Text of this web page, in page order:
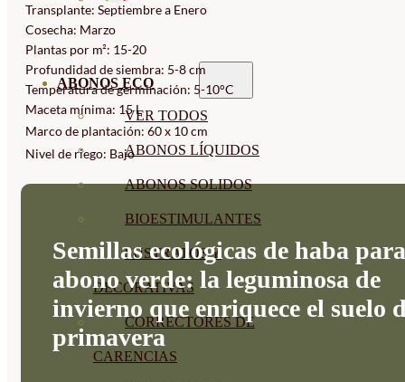
ABONOS ECO
VER TODOS
ABONOS LÍQUIDOS
ABONOS SOLIDOS
BIOESTIMULANTES
SUSTRATOS Y
DECORATIVAS
CORRECTORES DE
CARENCIAS
Transplante: Septiembre a Enero
Cosecha: Marzo
Plantas por m²: 15-20
Profundidad de siembra: 5-8 cm
Temperatura de germinación: 5-10°C
Maceta mínima: 15 L
Marco de plantación: 60 x 10 cm
Nivel de riego: Bajo
Semillas ecológicas de haba para
abono verde: la leguminosa de
invierno que enriquece el suelo
primavera